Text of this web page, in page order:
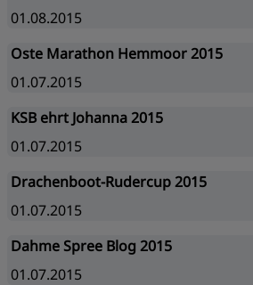
01.08.2015
Oste Marathon Hemmoor 2015
01.07.2015
KSB ehrt Johanna 2015
01.07.2015
Drachenboot-Rudercup 2015
01.07.2015
Dahme Spree Blog 2015
01.07.2015